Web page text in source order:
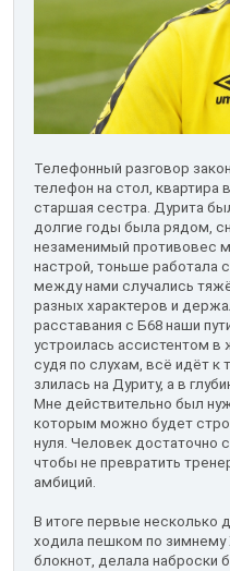
Телефонный разговор
телефон на стол,
старшая сестра. Дурита
долгие годы была рядом,
незаменимый противовес
настрой, тоньше работала
между нами случались
разных характеров и
расставания с Б68 наши
устроилась ассистентом в
судя по слухам, всё идёт к
злилась на Дуриту, а в
Мне действительно был
которым можно будет
нуля. Человек достаточно
чтобы не превратить
амбиций.
В итоге первые несколько
ходила пешком по зимнему
блокнот, делала наброски